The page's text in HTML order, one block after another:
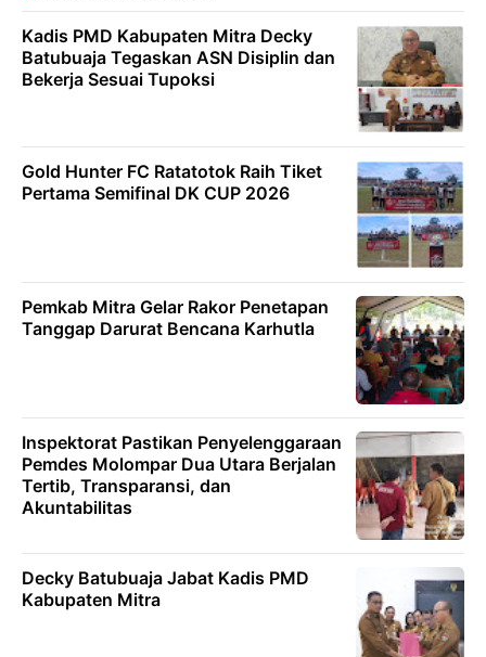
Kadis PMD Kabupaten Mitra Decky
Batubuaja Tegaskan ASN Disiplin dan
Bekerja Sesuai Tupoksi
Gold Hunter FC Ratatotok Raih Tiket
Pertama Semifinal DK CUP 2026
Pemkab Mitra Gelar Rakor Penetapan
Tanggap Darurat Bencana Karhutla
Inspektorat Pastikan Penyelenggaraan
Pemdes Molompar Dua Utara Berjalan
Tertib, Transparansi, dan
Akuntabilitas
Decky Batubuaja Jabat Kadis PMD
Kabupaten Mitra